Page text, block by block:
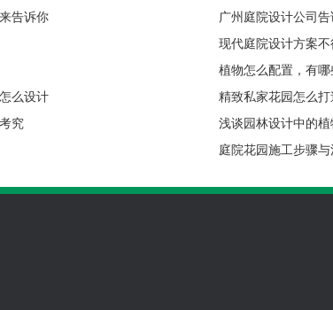
告诉你
么设计
究
广州庭院设计公司
现代庭院设计方案
植物怎么配置，有
精致私家花园怎么打
浅谈园林设计中的
庭院花园施工步骤与